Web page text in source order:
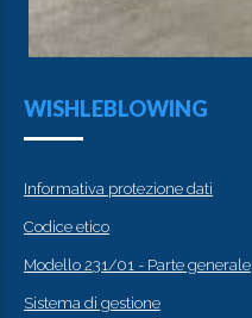
WISHLEBLOWING
Informativa protezione dati
Codice etico
Modello 231/01 - Parte generale
Sistema di gestione